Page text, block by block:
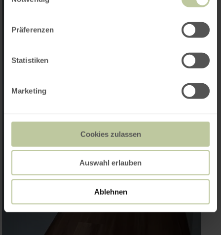
Präferenzen
Statistiken
Marketing
Cookies zulassen
Auswahl erlauben
Ablehnen